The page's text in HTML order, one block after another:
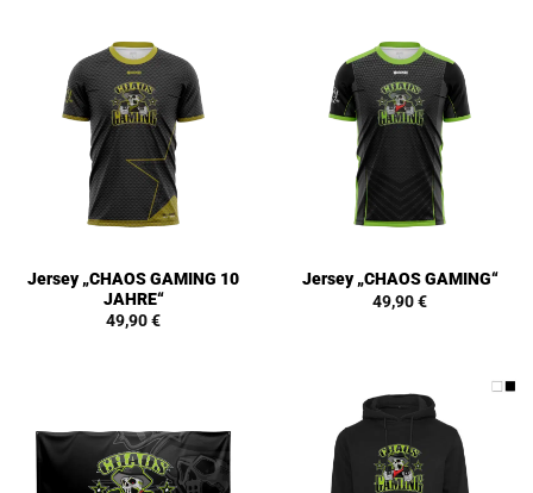
Jersey „CHAOS GAMING 10
JAHRE“
49,90€
Jersey „CHAOS GAMING“
49,90€